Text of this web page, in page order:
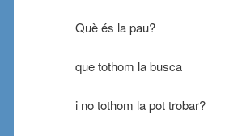
Què és la pau?
que tothom la busca
i no tothom la pot trobar?